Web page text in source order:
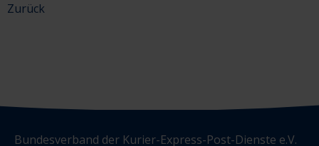
Zurück
Bundesverband der Kurier-Express-Post-Dienste e.V.